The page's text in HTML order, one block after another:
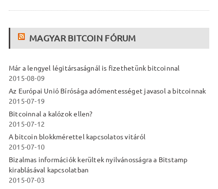
MAGYAR BITCOIN FÓRUM
Már a lengyel légitársaságnál is fizethetünk bitcoinnal
2015-08-09
Az Európai Unió Bírósága adómentességet javasol a bitcoinnak
2015-07-19
Bitcoinnal a kalózok ellen?
2015-07-12
A bitcoin blokkmérettel kapcsolatos vitáról
2015-07-10
Bizalmas információk kerültek nyilvánosságra a Bitstamp
kirablásával kapcsolatban
2015-07-03